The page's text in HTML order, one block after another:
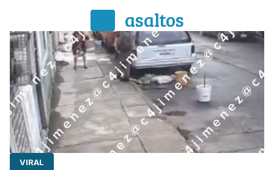
asaltos
VIRAL